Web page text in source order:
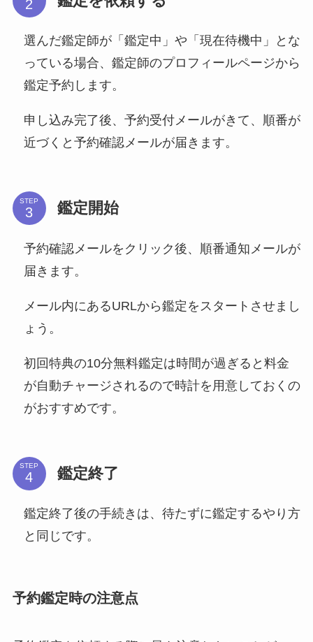
選んだ鑑定師が「鑑定中」や「現在待機中」とな
っている場合、鑑定師のプロフィールページから
鑑定予約します。
申し込み完了後、予約受付メールがきて、順番が
近づくと予約確認メールが届きます。
STEP 鑑定開始
予約確認メールをクリック後、順番通知メールが
届きます。
メール内にあるURLから鑑定をスタートさせまし
ょう。
初回特典の10分無料鑑定は時間が過ぎると料金
が自動チャージされるので時計を用意しておくの
がおすすめです。
STEP 鑑定終了
鑑定終了後の手続きは、待たずに鑑定するやり方
と同じです。
予約鑑定時の注意点